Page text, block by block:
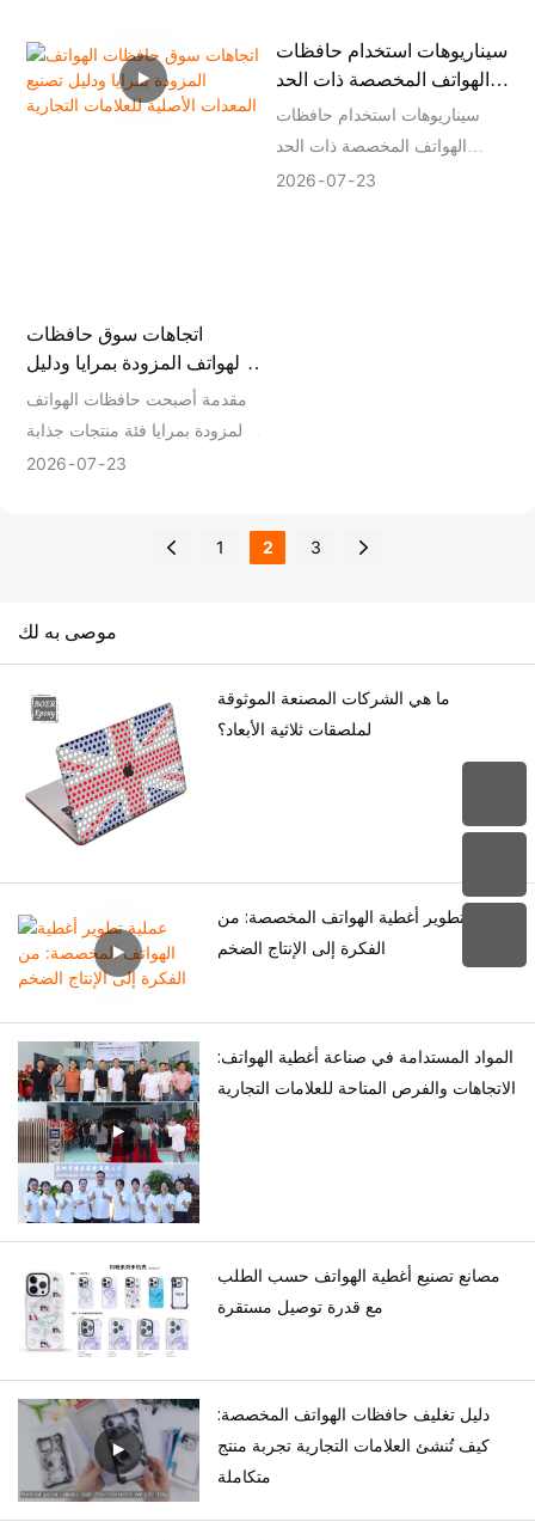
اتجاهات سوق حافظات
الهواتف المزودة بمرايا ودليل
تصنيع المعدات الأصلية
للعلامات التجارية
مقدمة أصبحت حافظات الهواتف
المزودة بمرايا فئة منتجات جذابة
للعلامات التجارية التي تتطلع إلى
مع تزايد اهتمام المستهلكين
والأسطح العاكسة والتصاميم
بالنسبة للعلامات التجارية وتجار
الجملة وبائعي التجارة الإلكترونية،
يعد اختيار شركة تصنيع أغطية
هواتف ذات خبرة أمرًا ضروريًا
2026 07 23
سيناريوهات استخدام حافظات
الهواتف المخصصة ذات الحد
الأدنى المنخفض للطلبات في
التجارة الإلكترونية عبر الحدود
سيناريوهات استخدام حافظات
الهواتف المخصصة ذات الحد
الأدنى المنخفض للطلبات في
2026 07 23
1 2 3
موصى به لك
ما هي الشركات المصنعة الموثوقة
لملصقات ثلاثية الأبعاد؟
عملية تطوير أغطية الهواتف المخصصة: من
الفكرة إلى الإنتاج الضخم
المواد المستدامة في صناعة أغطية الهواتف:
الاتجاهات والفرص المتاحة للعلامات التجارية
مصانع تصنيع أغطية الهواتف حسب الطلب
مع قدرة توصيل مستقرة
دليل تغليف حافظات الهواتف المخصصة:
كيف تُنشئ العلامات التجارية تجربة منتج
متكاملة